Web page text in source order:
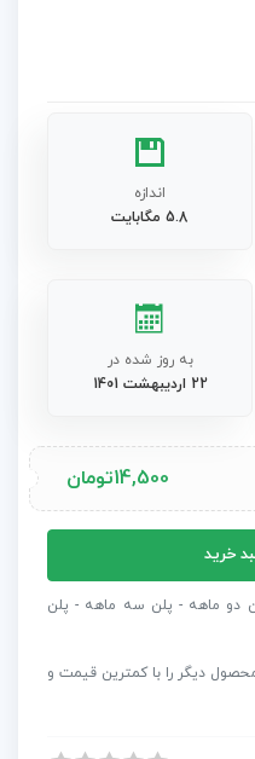
اندازه
5.8 مگابایت
به روز شده در
22 اردیبهشت 1401
14,500تومان
خرید
دو ماهه - پلن سه ماهه - پلن